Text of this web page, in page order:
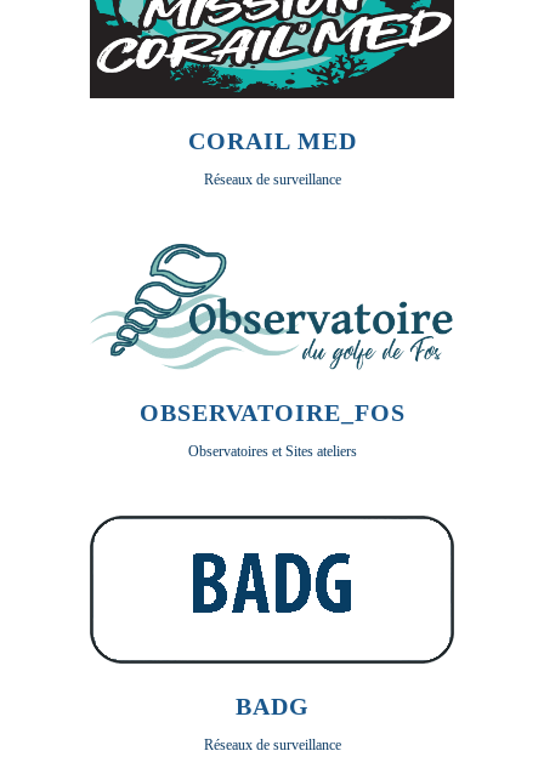
CORAIL MED
Réseaux de surveillance
OBSERVATOIRE_FOS
Observatoires et Sites ateliers
BADG
Réseaux de surveillance